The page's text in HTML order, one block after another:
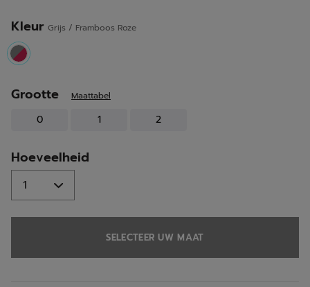
Kleur Grijs / Framboos Roze
selected
Grootte Maattabel
0 1 2
Hoeveelheid
SELECTEER UW MAAT